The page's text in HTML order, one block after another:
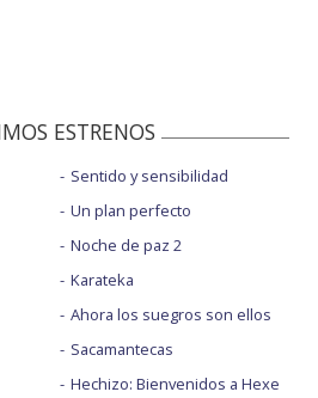
ESTRENOS
Sentido y sensibilidad
Un plan perfecto
Noche de paz 2
Karateka
Ahora los suegros son ellos
Sacamantecas
Hechizo: Bienvenidos a Hexe